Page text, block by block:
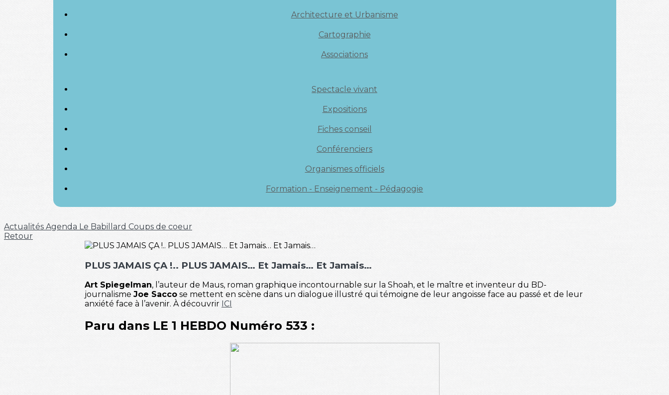
Architecture et Urbanisme
Cartographie
Associations
Spectacle vivant
Expositions
Fiches conseil
Conférenciers
Organismes officiels
Formation - Enseignement - Pédagogie
Actualités Agenda Le Babillard Coups de coeur
Retour
PLUS JAMAIS ÇA !.. PLUS JAMAIS… Et Jamais… Et Jamais…
Art Spiegelman, l’auteur de Maus, roman graphique incontournable sur la Shoah, et le maître et inventeur du BD-
journalisme Joe Sacco se mettent en scène dans un dialogue illustré qui témoigne de leur angoisse face au passé et de leur
anxiété face à l’avenir. À découvrir ICI
Paru dans LE 1 HEBDO Numéro 533 :